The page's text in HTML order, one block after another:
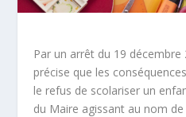
Par un arrêt du 19 décembre
précise que les
le refus de scolariser un
du Maire agissant au nom